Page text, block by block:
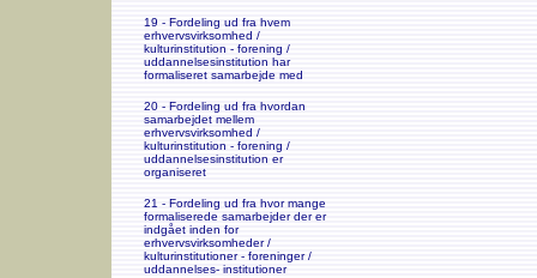
19 - Fordeling ud fra hvem
erhvervsvirksomhed /
kulturinstitution - forening /
uddannelsesinstitution har
formaliseret samarbejde med
20 - Fordeling ud fra hvordan
samarbejdet mellem
erhvervsvirksomhed /
kulturinstitution - forening /
uddannelsesinstitution er
organiseret
21 - Fordeling ud fra hvor mange
formaliserede samarbejder der er
indgået inden for
erhvervsvirksomheder /
kulturinstitutioner - foreninger /
uddannelses- institutioner